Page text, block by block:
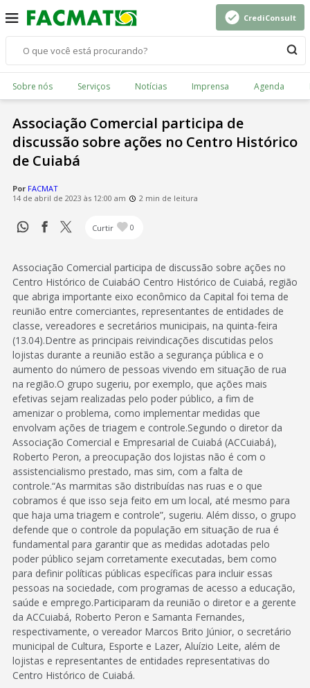
CrediConsult
Sobre nós Serviços Notícias Imprensa Agenda
Associação Comercial participa de
discussão sobre ações no Centro Histórico
de Cuiabá
Por FACMAT
14 de abril de 2023 às 12:00 am
2 min de leitura
Curtir 0
Associação Comercial participa de discussão sobre ações no
Centro Histórico de CuiabáO Centro Histórico de Cuiabá, região
que abriga importante eixo econômico da Capital foi tema de
reunião entre comerciantes, representantes de entidades de
classe, vereadores e secretários municipais, na quinta-feira
(13.04).Dentre as principais reivindicações discutidas pelos
lojistas durante a reunião estão a segurança pública e o
aumento do número de pessoas vivendo em situação de rua
na região.O grupo sugeriu, por exemplo, que ações mais
efetivas sejam realizadas pelo poder público, a fim de
amenizar o problema, como implementar medidas que
envolvam ações de triagem e controle.Segundo o diretor da
Associação Comercial e Empresarial de Cuiabá (ACCuiabá),
Roberto Peron, a preocupação dos lojistas não é com o
assistencialismo prestado, mas sim, com a falta de
controle.“As marmitas são distribuídas nas ruas e o que
cobramos é que isso seja feito em um local, até mesmo para
que haja uma triagem e controle”, sugeriu. Além disso, o grupo
defende que o controle da população em situação de rua é
fundamental para garantir que as medidas adotadas pelo
poder público sejam corretamente executadas, bem como
para definir políticas públicas específicas para incluir essas
pessoas na sociedade, com programas de acesso a educação,
saúde e emprego.Participaram da reunião o diretor e a gerente
da ACCuiabá, Roberto Peron e Samanta Fernandes,
respectivamente, o vereador Marcos Brito Júnior, o secretário
municipal de Cultura, Esporte e Lazer, Aluízio Leite, além de
lojistas e representantes de entidades representativas do
Centro Histórico de Cuiabá.